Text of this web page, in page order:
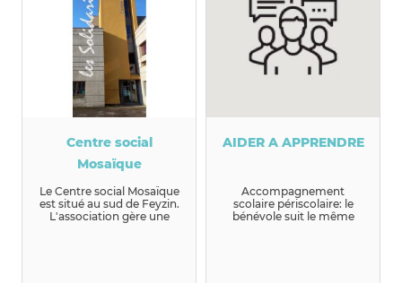
Centre social
Mosaïque
Le Centre social Mosaïque
est situé au sud de Feyzin.
L'association gère une
AIDER A APPRENDRE
Accompagnement
scolaire périscolaire: le
bénévole suit le même